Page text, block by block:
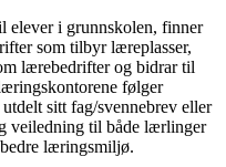
elever i grunnskolen, finner
som tilbyr læreplasser,
lærebedrifter og bidrar til
følger
sitt fag/svennebrev eller
veiledning til både lærlinger
læringsmiljø.